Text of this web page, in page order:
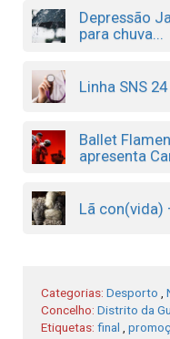
Depressão
para chuva...
Linha SNS
Ballet
apresenta
Lã con(vida)
Categorias: Desporto
Concelho: Distrito da
Etiquetas: final